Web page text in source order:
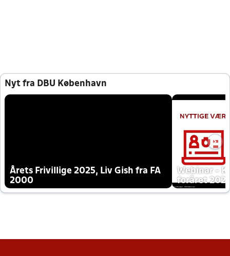
Nyt fra DBU København
Årets Frivillige 2025, Liv Gish fra FA
2000
Webinar -
foråret